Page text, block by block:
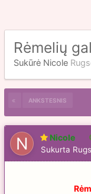
Rėmelių
Sukūrė Nicole
ANKSTESNIS
Nicole
Sukurta